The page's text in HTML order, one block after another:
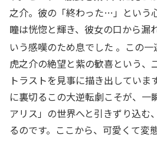
之介。彼の「終わった…」という
瞳は恍惚と輝き、彼女の口から
いう感嘆のため息でした 。この一
虎之介の絶望と紫の歓喜という、
トラストを見事に描き出していま
に裏切るこの大逆転劇こそが、一
アリス」の世界へと引きずり込む
るのです。ここから、可愛くて変